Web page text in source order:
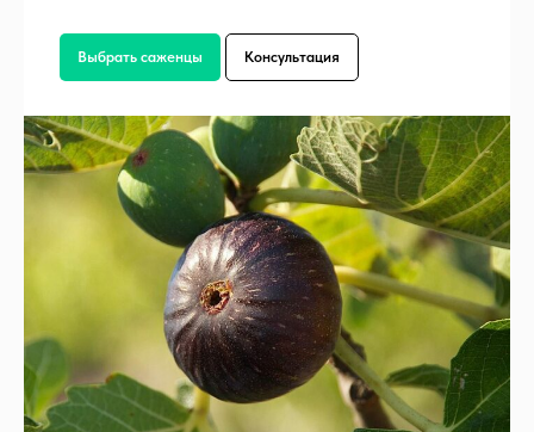
Выбрать саженцы Консультация